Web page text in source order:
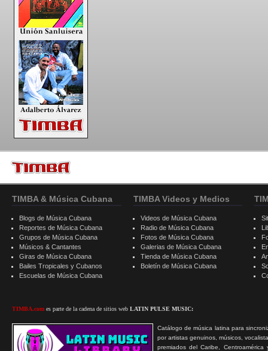
TIMBA & Música Cubana
Blogs de Música Cubana
Reportes de Música Cubana
Grupos de Música Cubana
Músicos & Cantantes
Giras de Música Cubana
Bailes Tropicales y Cubanos
Escuelas de Música Cubana
TIMBA.com es parte de la cadena de sitios web LATIN PULSE MUSIC:
Catálogo de música latina para
por artistas genuinos, músicos,
premiados del Caribe, Centroamérica
TIMBA Videos y Medios
Videos de Música Cubana
Radio de Música Cubana
Fotos de Música Cubana
Galerias de Música Cubana
Tienda de Música Cubana
Boletín de Música Cubana